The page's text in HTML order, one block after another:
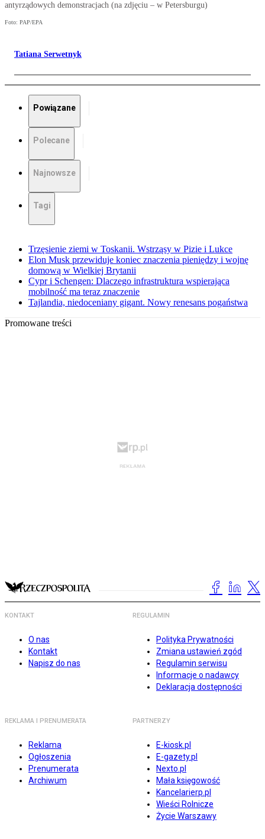
antyrządowych demonstracjach (na zdjęciu – w Petersburgu)
Foto: PAP/EPA
Tatiana Serwetnyk
Powiązane
Polecane
Najnowsze
Tagi
Trzęsienie ziemi w Toskanii. Wstrząsy w Pizie i Lukce
Elon Musk przewiduje koniec znaczenia pieniędzy i wojnę
domową w Wielkiej Brytanii
Cypr i Schengen: Dlaczego infrastruktura wspierająca
mobilność ma teraz znaczenie
Tajlandia, niedoceniany gigant. Nowy renesans pogaństwa
Promowane treści
KONTAKT
O nas
Kontakt
Napisz do nas
REGULAMIN
Polityka Prywatności
Zmiana ustawień zgód
Regulamin serwisu
Informacje o nadawcy
Deklaracja dostępności
REKLAMA I PRENUMERATA
Reklama
Ogłoszenia
Prenumerata
Archiwum
PARTNERZY
E-kiosk.pl
E-gazety.pl
Nexto.pl
Mała księgowość
Kancelarierp.pl
Wieści Rolnicze
Życie Warszawy